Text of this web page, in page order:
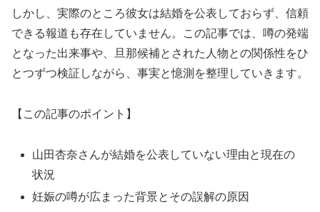
しかし、実際のところ彼女は結婚を公表しておらず、信頼
できる報道も存在していません。この記事では、噂の発端
となった出来事や、旦那候補とされた人物との関係性をひ
とつずつ検証しながら、事実と憶測を整理していきます。
【この記事のポイント】
山田杏奈さんが結婚を公表していない理由と現在の
状況
妊娠の噂が広まった背景とその誤解の原因